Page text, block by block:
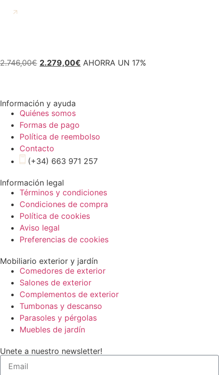
2.746,00€ 2.279,00€ AHORRA UN 17%
Información y ayuda
Quiénes somos
Formas de pago
Política de reembolso
Contacto
(+34) 663 971 257
Información legal
Términos y condiciones
Condiciones de compra
Política de cookies
Aviso legal
Preferencias de cookies
Mobiliario exterior y jardín
Comedores de exterior
Salones de exterior
Complementos de exterior
Tumbonas y descanso
Parasoles y pérgolas
Muebles de jardín
Unete a nuestro newsletter!